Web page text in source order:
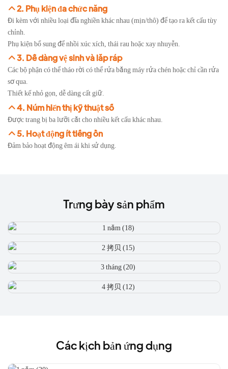
2. Phụ kiện đa chức năng
Đi kèm với nhiều loại đĩa nghiền khác nhau (mịn/thô) để tạo ra kết cấu tùy
chỉnh.
Phụ kiện bổ sung để nhồi xúc xích, thái rau hoặc xay nhuyễn.
3. Dễ dàng vệ sinh và lắp ráp
Các bộ phận có thể tháo rời có thể rửa bằng máy rửa chén hoặc chỉ cần rửa
sơ qua.
Thiết kế nhỏ gọn, dễ dàng cất giữ.
4. Núm hiển thị kỹ thuật số
Được trang bị ba lưỡi cắt cho nhiều kết cấu khác nhau.
5. Hoạt động ít tiếng ồn
Đảm bảo hoạt động êm ái khi sử dụng.
Trưng bày sản phẩm
Các kịch bản ứng dụng